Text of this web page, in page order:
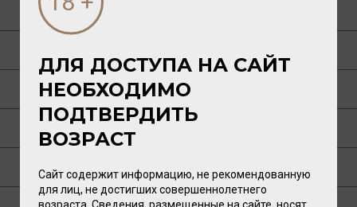
ДРУГИЕ ТОВАРЫ БРЕНДА
ГАСТРОНОМИЯ
О РЕГИОНЕ
О ПРОИЗВОДИТЕЛЕ
ДЛЯ ДОСТУПА НА САЙТ
НЕОБХОДИМО
ПОДТВЕРДИТЬ
ВОЗРАСТ
Сайт содержит информацию, не рекомендованную
для лиц, не достигших совершеннолетнего
возраста. Сведения, размещенные на сайте, носят